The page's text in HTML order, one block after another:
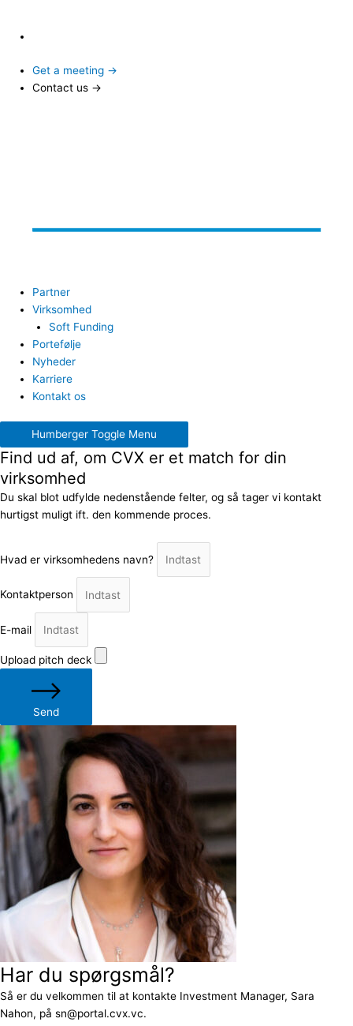
Get a meeting →
Contact us →
Partner
Virksomhed
Soft Funding
Portefølje
Nyheder
Karriere
Kontakt os
Humberger Toggle Menu
Find ud af, om CVX er et match for din
virksomhed
Du skal blot udfylde nedenstående felter, og så tager vi kontakt
hurtigst muligt ift. den kommende proces.
Hvad er virksomhedens navn?
Kontaktperson
E-mail
Upload pitch deck
Send
Har du spørgsmål?
Så er du velkommen til at kontakte Investment Manager, Sara
Nahon, på sn@portal.cvx.vc.